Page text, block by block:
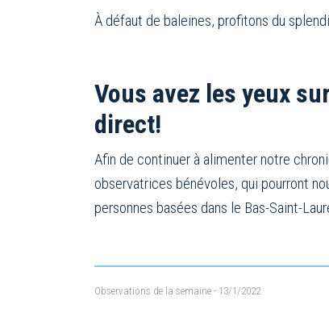
À défaut de baleines, profitons du
Vous avez les yeux
direct!
Afin de continuer à alimenter notre
observatrices bénévoles, qui pourront
personnes basées dans le Bas-Saint-
Observations de la semaine - 13/1/2022